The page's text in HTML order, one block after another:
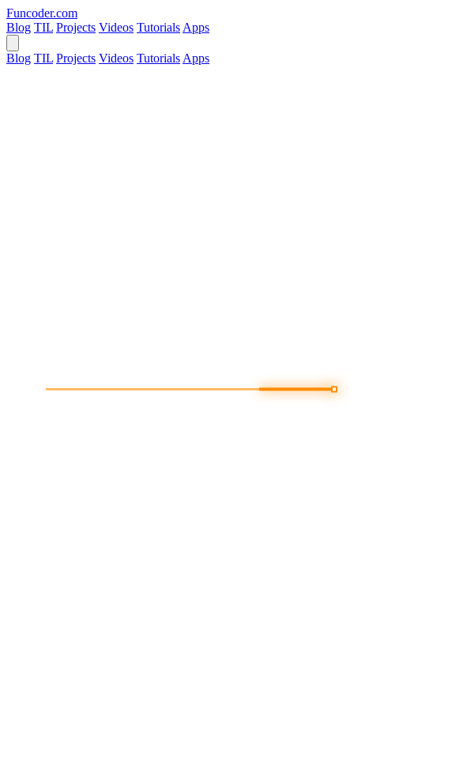
Funcoder.com
Blog TIL Projects Videos Tutorials Apps
Blog TIL Projects Videos Tutorials Apps